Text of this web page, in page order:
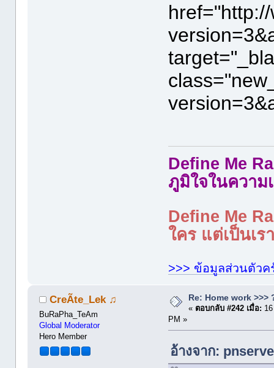
Define Me
ภูมิใจในความ
Define Me
ใคร แต่เป็นเ
>>> ข้อมูลส่วนตัวค
CreÃte_Lek ♫
BuRaPha_TeAm
Global Moderator
Hero Member
Re: Home work >>>
« ตอบกลับ #242 เมื่อ:
PM »
อ้างจาก: